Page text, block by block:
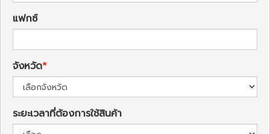
แฟกซ์
จังหวัด
ระยะเวลาที่ต้องการใช้สินค้า